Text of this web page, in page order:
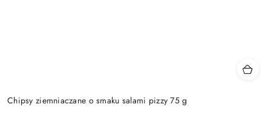
Chipsy ziemniaczane o smaku salami pizzy 75 g